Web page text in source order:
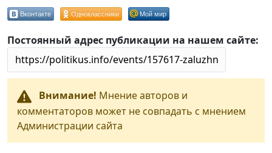
Вконтакте Одноклассники Мой мир
Постоянный адрес публикации на нашем сайте:
Внимание! Мнение авторов и
комментаторов может не совпадать с мнением
Администрации сайта